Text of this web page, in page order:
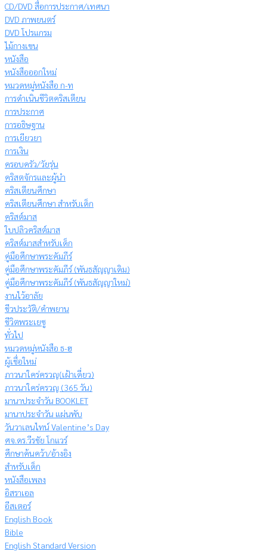
CD/DVD สื่อการประกาศ/เทศนา
DVD ภาพยนตร์
DVD โปรแกรม
ไม้กางเขน
หนังสือ
หนังสือออกใหม่
หมวดหมู่หนังสือ ก-ท
การดำเนินชีวิตคริสเตียน
การประกาศ
การอธิษฐาน
การเยียวยา
การเงิน
ครอบครัว/วัยรุ่น
คริสตจักรและผู้นำ
คริสเตียนศึกษา
คริสเตียนศึกษา สำหรับเด็ก
คริสต์มาส
ใบปลิวคริสต์มาส
คริสต์มาสสำหรับเด็ก
คู่มือศึกษาพระคัมภีร์
คู่มือศึกษาพระคัมภีร์ (พันธสัญญาเดิม)
คู่มือศึกษาพระคัมภีร์ (พันธสัญญาใหม่)
งานไว้อาลัย
ชีวประวัติ/คำพยาน
ชีวิตพระเยซู
ทั่วไป
หมวดหมู่หนังสือ ธ-ฮ
ผู้เชื่อใหม่
ภาวนาใคร่ครวญ(เฝ้าเดี่ยว)
ภาวนาใคร่ครวญ (365 วัน)
มานาประจำวัน BOOKLET
มานาประจำวัน แผ่นพับ
วันวาเลนไทน์ Valentine’s Day
ศจ.ดร.วีรชัย โกแวร์
ศึกษาค้นคว้า/อ้างอิง
สำหรับเด็ก
หนังสือเพลง
อิสราเอล
อีสเตอร์
English Book
Bible
English Standard Version